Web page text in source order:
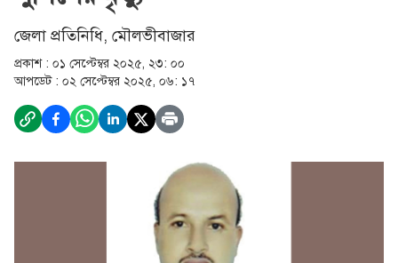
জেলা প্রতিনিধি, মৌলভীবাজার
প্রকাশ : ০১ সেপ্টেম্বর ২০২৫, ২৩: ০০
আপডেট : ০২ সেপ্টেম্বর ২০২৫, ০৬: ১৭